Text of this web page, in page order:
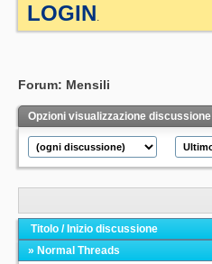
LOGIN.
Forum: Mensili
Opzioni visualizzazione discussione
Titolo /Inizio discussione
» Normal Threads